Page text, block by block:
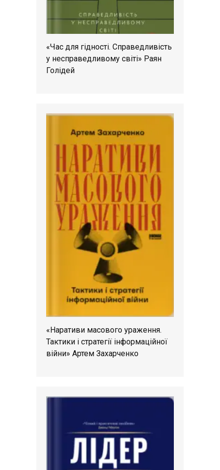
«Час для гідності. Справедливість
у несправедливому світі» Раян
Голідей
«Наративи масового ураження.
Тактики і стратегії інформаційної
війни» Артем Захарченко